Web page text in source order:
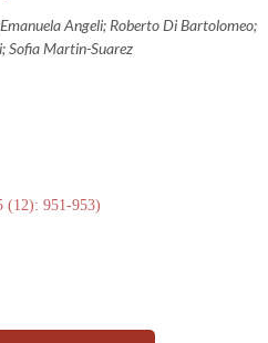
Angeli; Roberto Di Bartolomeo;
Sofia Martin-Suarez
(12): 951-953)